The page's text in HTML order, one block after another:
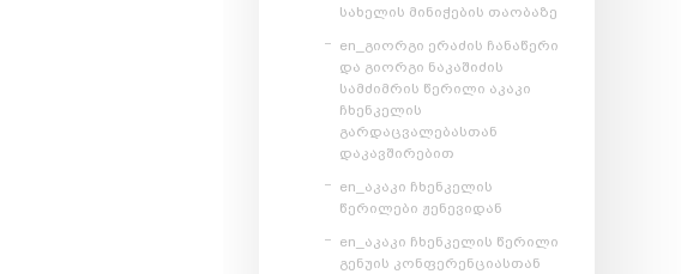
სახელის მინიჭების თაობაზე
en_გიორგი ერაძის ჩანაწერი
და გიორგი ნაკაშიძის
სამძიმრის წერილი აკაკი
ჩხენკელის
გარდაცვალებასთან
დაკავშირებით
en_აკაკი ჩხენკელის
წერილები ჟენევიდან
en_აკაკი ჩხენკელის წერილი
გენუის კონფერენციასთან